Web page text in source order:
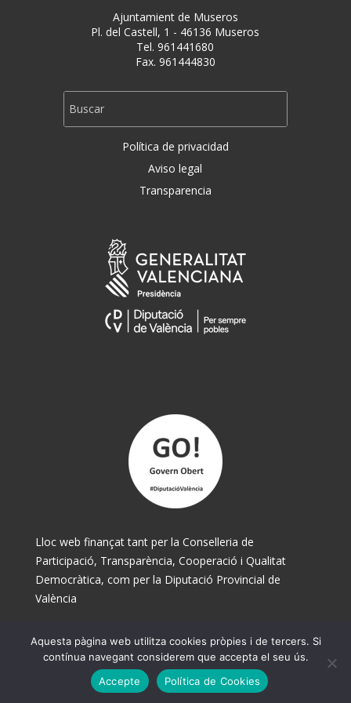
Ajuntamient de Museros
Pl. del Castell, 1 - 46136 Museros
Tel. 961441680
Fax. 961444830
Política de privacidad
Aviso legal
Transparencia
Lloc web finançat tant per la Conselleria de
Participació, Transparència, Cooperació i Qualitat
Democràtica, com per la Diputació Provincial de
València
© Ajuntament de Museros 2025
Aquesta pàgina web utilitza cookies pròpies i de tercers. Si
contínua navegant considerem que accepta el seu ús.
Accepte
Política de Cookies